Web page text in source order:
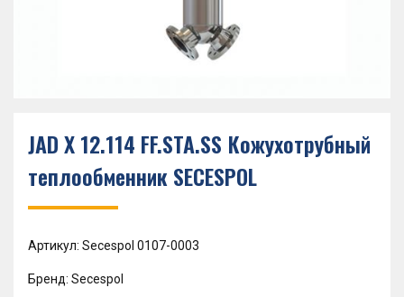
JAD X 12.114 FF.STA.SS Кожухотрубный
теплообменник SECESPOL
Артикул: Secespol 0107-0003
Бренд: Secespol